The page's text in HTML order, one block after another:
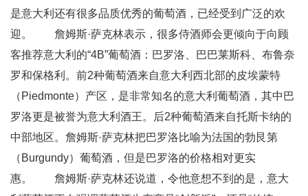
是意大利还有很多品质优秀的葡萄酒，已经受到广泛的欢
迎。 詹姆斯·萨克林表示，很多侍酒师会更倾向于向顾
客推荐意大利的“4B”葡萄酒：巴罗洛、巴巴莱斯科、布鲁奈
罗和保格利。前2种葡萄酒来自意大利西北部的皮埃蒙特
（Piedmonte）产区，是非常知名的意大利葡萄酒，其中巴
罗洛更是被誉为意大利酒王。后2种葡萄酒来自托斯卡纳的
中部地区。詹姆斯·萨克林把巴罗洛比喻为法国的勃艮第
（Burgundy）葡萄酒，但是巴罗洛的价格相对更实
惠。 詹姆斯·萨克林还说道，令他意想不到的是，意大